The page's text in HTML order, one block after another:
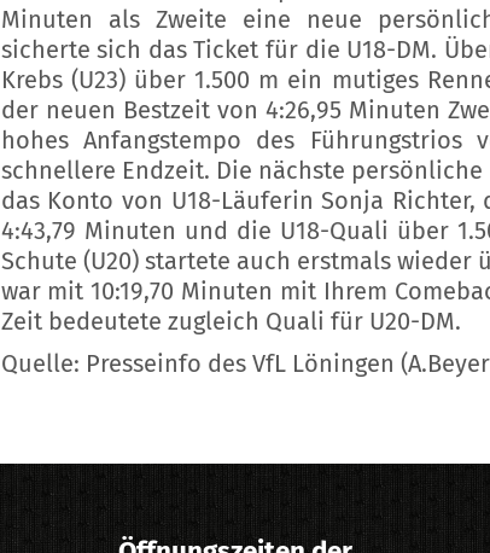
Minuten als Zweite eine neue
sicherte sich das Ticket für die U18-DM.
Krebs (U23) über 1.500 m ein mutiges
der neuen Bestzeit von 4:26,95 Minuten
hohes Anfangstempo des Führungstrios
schnellere Endzeit. Die nächste
das Konto von U18-Läuferin Sonja Richter,
4:43,79 Minuten und die U18-Quali über
Schute (U20) startete auch erstmals wieder
war mit 10:19,70 Minuten mit Ihrem
Zeit bedeutete zugleich Quali für U20-DM.
Quelle: Presseinfo des VfL Löningen